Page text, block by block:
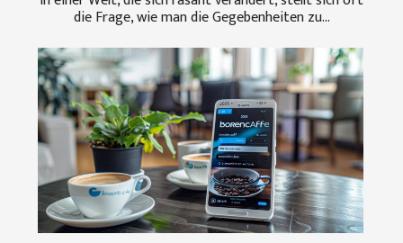
die Frage, wie man die Gegebenheiten zu...